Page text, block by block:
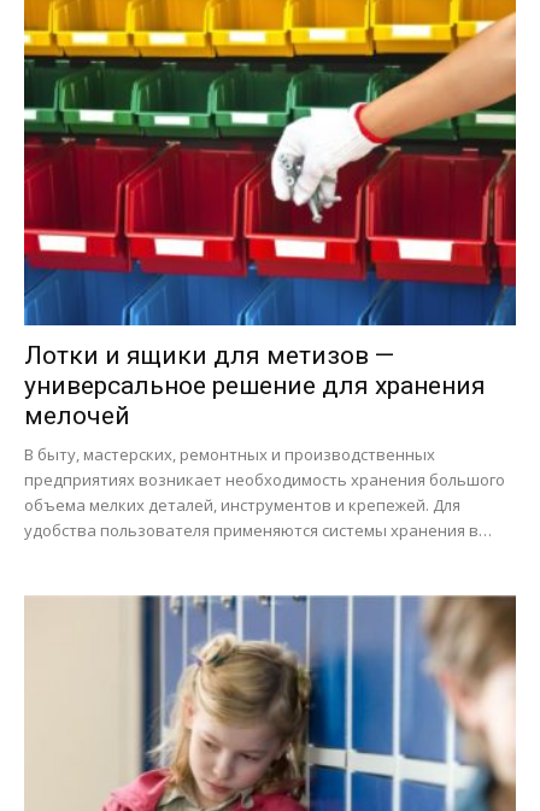
Лотки и ящики для метизов —
универсальное решение для хранения
мелочей
В быту, мастерских, ремонтных и производственных
предприятиях возникает необходимость хранения большого
объема мелких деталей, инструментов и крепежей. Для
удобства пользователя применяются системы хранения в…